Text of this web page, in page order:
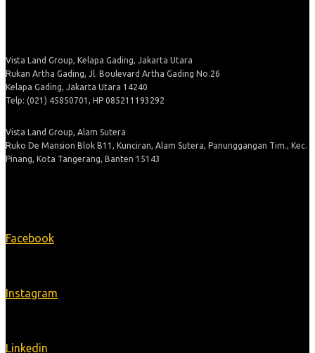
Vista Land Group, Kelapa Gading, Jakarta Utara
Rukan Artha Gading, Jl. Boulevard Artha Gading No.26
Kelapa Gading, Jakarta Utara 14240
Telp: (021) 45850701, HP 085211193292
Vista Land Group, Alam Sutera
Ruko De Mansion Blok B11, Kunciran, Alam Sutera, Panunggangan Tim., Kec.
Pinang, Kota Tangerang, Banten 15143
Facebook
Instagram
Linkedin